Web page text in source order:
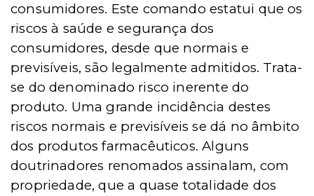
consumidores. Este comando estatui que os
riscos à saúde e segurança dos
consumidores, desde que normais e
previsíveis, são legalmente admitidos. Trata-
se do denominado risco inerente do
produto. Uma grande incidência destes
riscos normais e previsíveis se dá no âmbito
dos produtos farmacêuticos. Alguns
doutrinadores renomados assinalam, com
propriedade, que a quase totalidade dos